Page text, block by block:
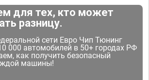
для тех, кто может
разницу.
сети Евро Чип Тюнинг
000 автомобилей в 50+ городах РФ
как получить безопасный
машины!